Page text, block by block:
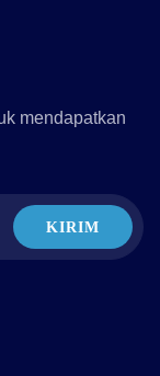
mendapatkan
KIRIM